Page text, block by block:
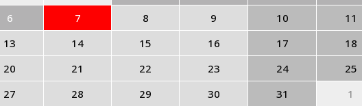
6 7 8 9 10
11
13 14 15 16 17
18
20 21 22 23 24
25
27 28 29 30 31
1